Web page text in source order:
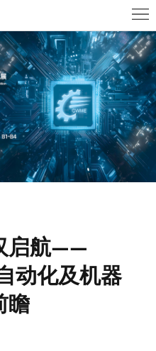
启航——
动化及机器
瞻